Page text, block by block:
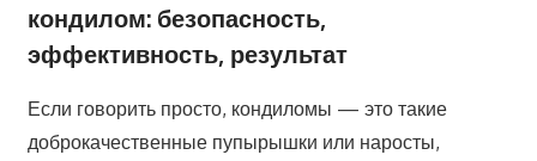
кондилом: безопасность,
эффективность, результат
Если говорить просто, кондиломы — это такие
доброкачественные пупырышки или наросты,